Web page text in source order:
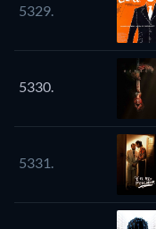
5329.
5330.
5331.